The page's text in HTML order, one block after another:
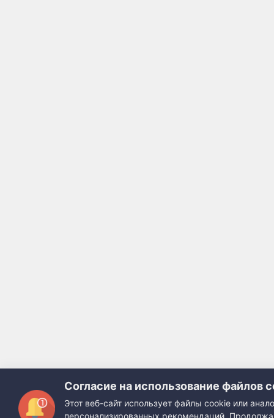
Согласие на использование файлов
Этот веб-сайт использует файлы cookie или
персонализированных рекомендаций.